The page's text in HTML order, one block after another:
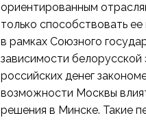
ориентированным
только способствовать
в рамках Союзного
зависимости белорусской
российских денег
возможности Москвы
решения в Минске. Такие